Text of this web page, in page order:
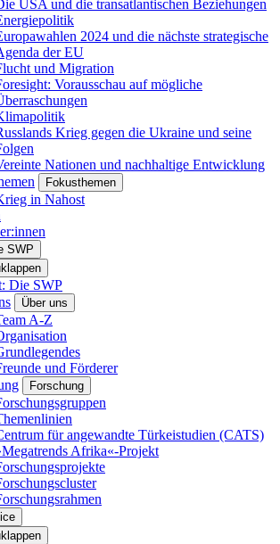
USA und die transatlantischen Beziehungen
2024 und die nächste strategische
der EU
und Migration
Vorausschau auf mögliche
Krieg gegen die Ukraine und seine
Nationen und nachhaltige Entwicklung
Fokusthemen
in Nahost
SWP
Die SWP
Über uns
A-Z
und Förderer
Forschung
für angewandte Türkeistudien (CATS)
Afrika«-Projekt